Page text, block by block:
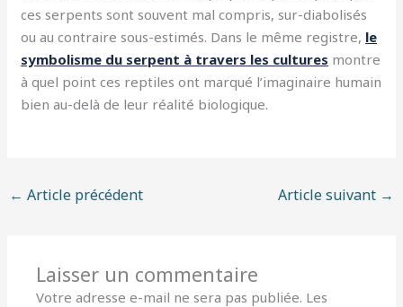
ces serpents sont souvent mal compris, sur-diabolisés
ou au contraire sous-estimés. Dans le même registre, le
symbolisme du serpent à travers les cultures montre
à quel point ces reptiles ont marqué l’imaginaire humain
bien au-delà de leur réalité biologique.
← Article précédent Article suivant →
Laisser un commentaire
Votre adresse e-mail ne sera pas publiée. Les